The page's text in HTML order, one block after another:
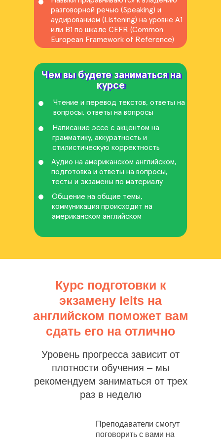
Чем вы будете заниматься на
курсе
Чем вы будете заниматься на
курсе
разговорной речью (Speaking) и
аудированием (Listening) на уровне А1
или В1 по шкале CEFR (Common
European Framework of Reference)
Чтение и перевод текстов, ответы на
вопросы, ответы на вопросы
Написание эссе с акцентом на
грамматику, аккуратность и
стилистическую корректность
Аудио на американском английском,
подготовка и ответы на вопросы,
тесты и экзамены по материалу
Общение на общие темы,
коммуникация происходит на
американском английском
Курс подготовки к
экзамену Ielts на
английском поможет вам
сдать его на отлично
Уровень прогресса зависит от
плотности обучения – мы
рекомендуем заниматься от трех
раз в неделю
Преподаватели смогут
поговорить с вами на